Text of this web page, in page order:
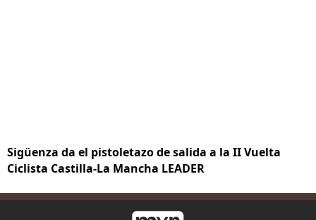
Sigüenza da el pistoletazo de salida a la II Vuelta
Ciclista Castilla-La Mancha LEADER